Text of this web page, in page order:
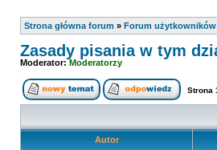
Strona główna forum » Forum użytkowników
Zasady pisania w tym
Moderator:Moderatorzy
Strona
Autor